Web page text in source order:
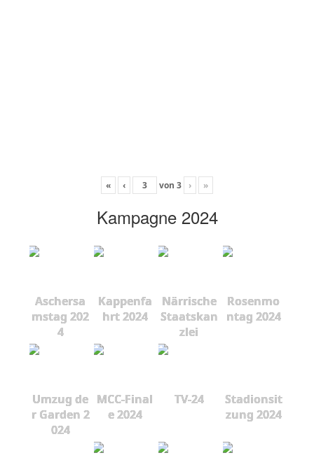
« ‹ von 3 › »
Kampagne 2024
Aschersa
mstag 202
4
Kappenfa
hrt 2024
Närrische
Staatskan
zlei
Rosenmo
ntag 2024
Umzug de
r Garden 2
024
MCC-Final
e 2024
TV-24
Stadionsit
zung 2024